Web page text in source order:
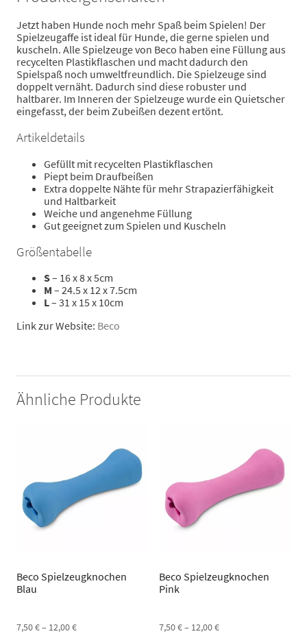
Jetzt haben Hunde noch mehr Spaß beim Spielen! Der
Spielzeugaffe ist ideal für Hunde, die gerne spielen und
kuscheln. Alle Spielzeuge von Beco haben eine Füllung aus
recycelten Plastikflaschen und macht dadurch den
Spielspaß noch umweltfreundlich. Die Spielzeuge sind
doppelt vernäht. Dadurch sind diese robuster und
haltbarer. Im Inneren der Spielzeuge wurde ein Quietscher
eingefasst, der beim Zubeißen dezent ertönt.
Artikeldetails
Gefüllt mit recycelten Plastikflaschen
Piept beim Draufbeißen
Extra doppelte Nähte für mehr Strapazierfähigkeit
und Haltbarkeit
Weiche und angenehme Füllung
Gut geeignet zum Spielen und Kuscheln
Größentabelle
S– 16 x 8 x 5cm
M – 24.5 x 12 x 7.5cm
L– 31 x 15 x 10cm
Link zur Website: Beco
Ähnliche Produkte
Beco Spielzeugknochen
Blau
7,50€– 12,00€
Beco Spielzeugknochen
Pink
7,50€– 12,00€